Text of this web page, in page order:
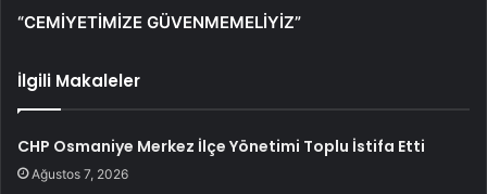
“CEMİYETİMİZE GÜVENMEMELİYİZ”
İlgili Makaleler
CHP Osmaniye Merkez İlçe Yönetimi Toplu İstifa Etti
Ağustos 7, 2026